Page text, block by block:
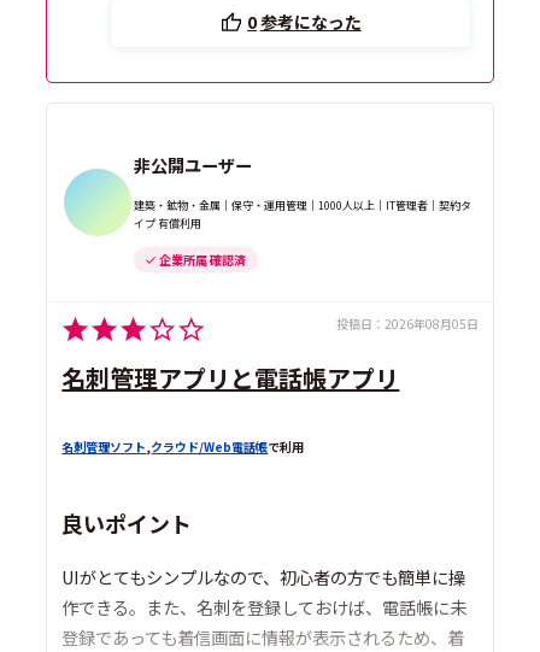
0参考になった
非公開ユーザー
建築・鉱物・金属｜保守・運用管理｜1000人以上｜IT管理者｜契約タ
イプ 有償利用
企業所属 確認済
投稿日： 2026年08月05日
名刺管理アプリと電話帳アプリ
名刺管理ソフト,クラウド/Web電話帳で利用
良いポイント
UIがとてもシンプルなので、初心者の方でも簡単に操
作できる。また、名刺を登録しておけば、電話帳に未
登録であっても着信画面に情報が表示されるため、着